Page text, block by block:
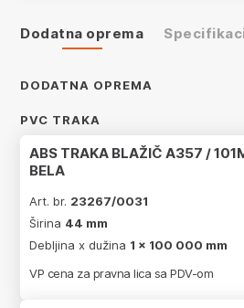
Dodatna oprema
DODATNA OPREMA
PVC TRAKA
ABS TRAKA BLAŽIČ A357 /
BELA
Art. br. 23267/0031
Širina 44 mm
Debljina x dužina 1 x 100 000 mm
VP cena za pravna lica sa PDV-om